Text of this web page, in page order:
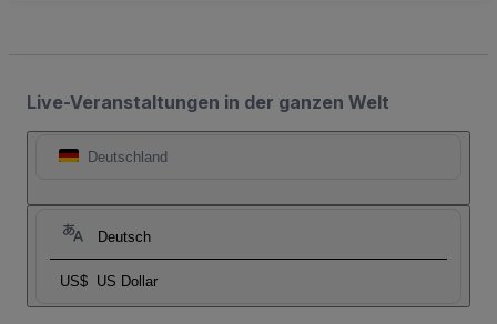
Live-Veranstaltungen in der ganzen Welt
Deutschland
Deutsch
US$ US Dollar